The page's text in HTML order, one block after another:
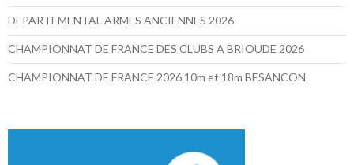
DEPARTEMENTAL ARMES ANCIENNES 2026
CHAMPIONNAT DE FRANCE DES CLUBS A BRIOUDE 2026
CHAMPIONNAT DE FRANCE 2026 10m et 18m BESANCON